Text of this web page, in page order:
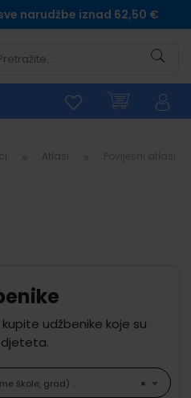
narudžbe iznad 62,50 €
Atlasi
udžbenike koje su
×
škole, grad) ...